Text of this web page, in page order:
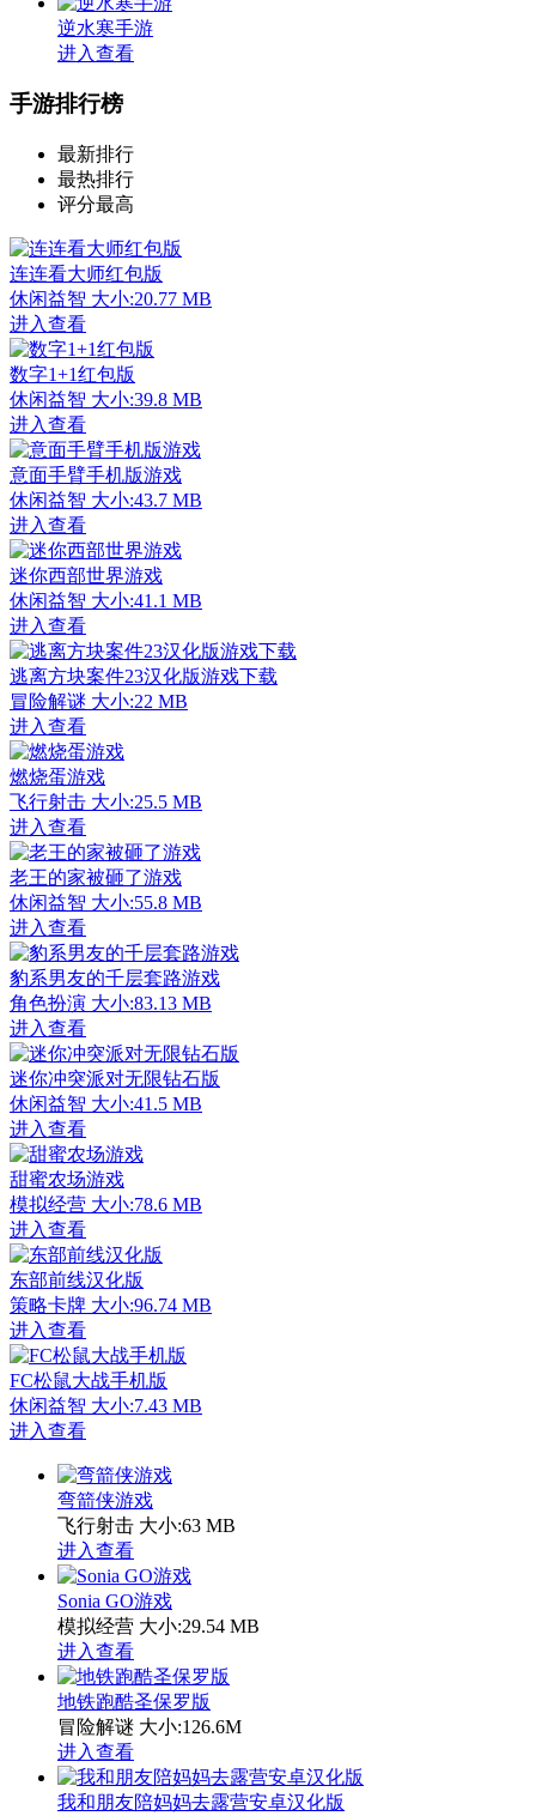
逆水寒手游
进入查看
手游排行榜
最新排行
最热排行
评分最高
连连看大师红包版
休闲益智 大小:20.77 MB
进入查看
数字1+1红包版
休闲益智 大小:39.8 MB
进入查看
意面手臂手机版游戏
休闲益智 大小:43.7 MB
进入查看
迷你西部世界游戏
休闲益智 大小:41.1 MB
进入查看
逃离方块案件23汉化版游戏下载
冒险解谜 大小:22 MB
进入查看
燃烧蛋游戏
飞行射击 大小:25.5 MB
进入查看
老王的家被砸了游戏
休闲益智 大小:55.8 MB
进入查看
豹系男友的千层套路游戏
角色扮演 大小:83.13 MB
进入查看
迷你冲突派对无限钻石版
休闲益智 大小:41.5 MB
进入查看
甜蜜农场游戏
模拟经营 大小:78.6 MB
进入查看
东部前线汉化版
策略卡牌 大小:96.74 MB
进入查看
FC松鼠大战手机版
休闲益智 大小:7.43 MB
进入查看
弯箭侠游戏
飞行射击 大小:63 MB
进入查看
Sonia GO游戏
模拟经营 大小:29.54 MB
进入查看
地铁跑酷圣保罗版
冒险解谜 大小:126.6M
进入查看
我和朋友陪妈妈去露营安卓汉化版